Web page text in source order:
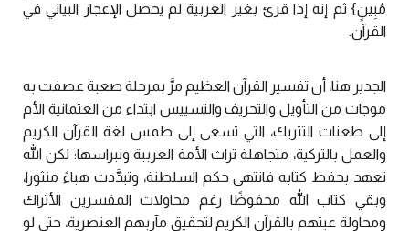
مُبِينٍ} ثم إنه إذا قرئ بغير العربية لم يحصل الإعجاز البياني في
القرآن.
الجدير هنا، أن تفسير القرآن العظيم مرَّ بمرحلة صعبة عصفت به
موجات من التأويل والتحريف والتسييس ابتداء من العثمانية الأم
إلى طعنات التتريك، التي تسعى إلى طمس لغة القرآن الكريم
والعمل بالتركية، متجاهلة تراث الأمة العربية ونبراسها؛ لكن الله
تعهد بحفظ كتابه فانتهى حكم السلطنة، وتبدَّدت هباءً منثورا،
وبقي كتاب الله محفوظًا رغم محاولات المفسرين الأتراك
ومحاولة عبثهم بالقرآن الكريم لتحقيق مآربهم العنصرية، حتى لو